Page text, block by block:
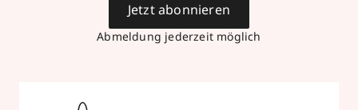
Abmeldung jederzeit möglich
Jetzt abonnieren